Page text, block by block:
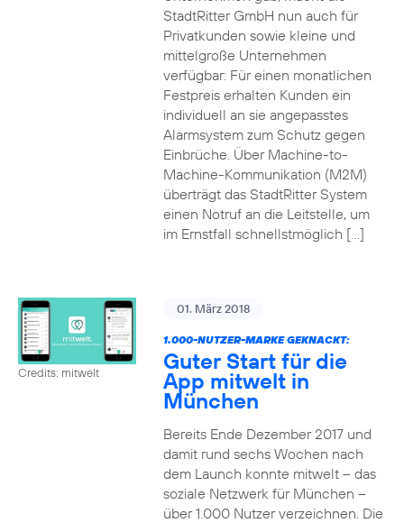
StadtRitter GmbH nun auch für
Privatkunden sowie kleine und
mittelgroße Unternehmen
verfügbar: Für einen monatlichen
Festpreis erhalten Kunden ein
individuell an sie angepasstes
Alarmsystem zum Schutz gegen
Einbrüche. Über Machine-to-
Machine-Kommunikation (M2M)
überträgt das StadtRitter System
einen Notruf an die Leitstelle, um
im Ernstfall schnellstmöglich […]
Credits: mitwelt
01. März 2018
1.000-NUTZER-MARKE GEKNACKT:
Guter Start für die
App mitwelt in
München
Bereits Ende Dezember 2017 und
damit rund sechs Wochen nach
dem Launch konnte mitwelt – das
soziale Netzwerk für München –
über 1.000 Nutzer verzeichnen. Die